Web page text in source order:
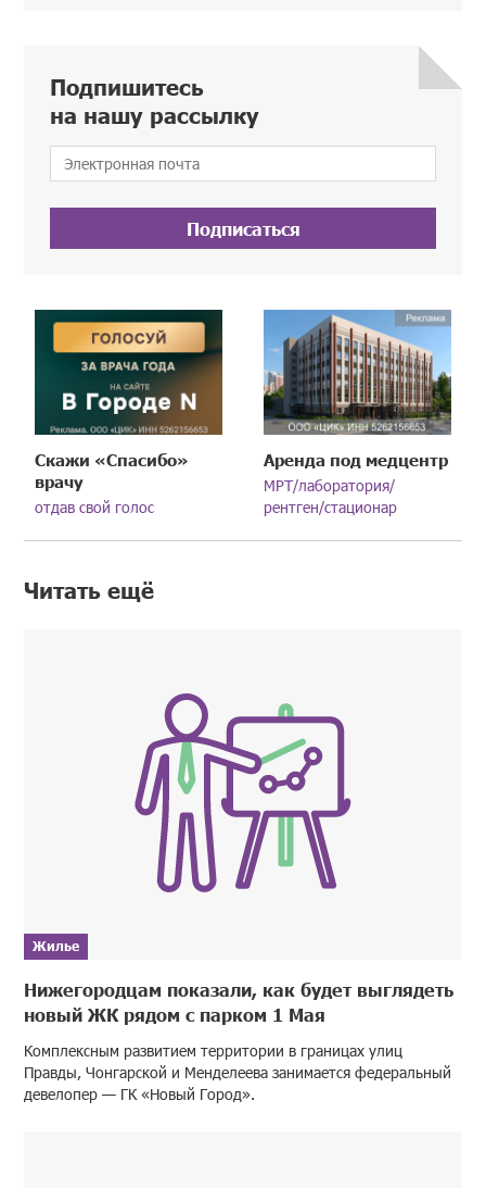
Подпишитесь
на нашу рассылку
Подписаться
Скажи «Спасибо»
врачу
отдав свой голос
Аренда под медцентр
МРТ/лаборатория/
рентген/стационар
Читать ещё
Жилье
Нижегородцам показали, как будет выглядеть
новый ЖК рядом с парком 1 Мая
Комплексным развитием территории в границах улиц
Правды, Чонгарской и Менделеева занимается федеральный
девелопер — ГК «Новый Город».